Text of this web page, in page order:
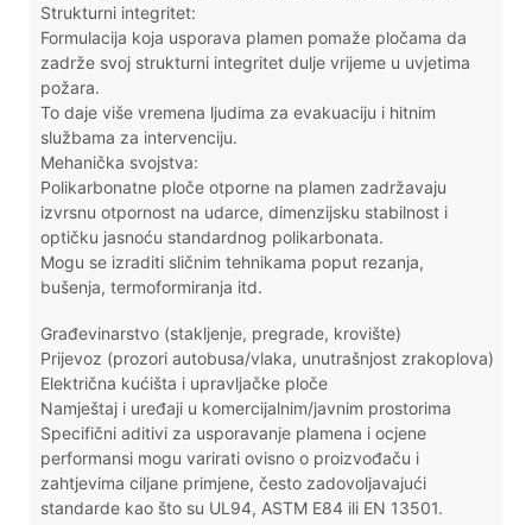
Strukturni integritet:
Formulacija koja usporava plamen pomaže pločama da
zadrže svoj strukturni integritet dulje vrijeme u uvjetima
požara.
To daje više vremena ljudima za evakuaciju i hitnim
službama za intervenciju.
Mehanička svojstva:
Polikarbonatne ploče otporne na plamen zadržavaju
izvrsnu otpornost na udarce, dimenzijsku stabilnost i
optičku jasnoću standardnog polikarbonata.
Mogu se izraditi sličnim tehnikama poput rezanja,
bušenja, termoformiranja itd.
Građevinarstvo (stakljenje, pregrade, krovište)
Prijevoz (prozori autobusa/vlaka, unutrašnjost zrakoplova)
Električna kućišta i upravljačke ploče
Namještaj i uređaji u komercijalnim/javnim prostorima
Specifični aditivi za usporavanje plamena i ocjene
performansi mogu varirati ovisno o proizvođaču i
zahtjevima ciljane primjene, često zadovoljavajući
standarde kao što su UL94, ASTM E84 ili EN 13501.